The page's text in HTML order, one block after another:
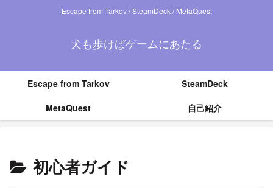
Escape from Tarkov / SteamDeck / MetaQuest
犬も歩けばゲームにあたる
Escape from Tarkov
SteamDeck
MetaQuest
自己紹介
初心者ガイド